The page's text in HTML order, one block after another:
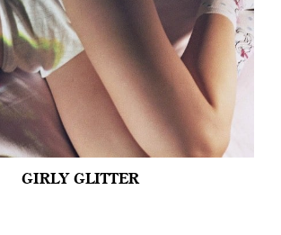
GIRLY GLITTER